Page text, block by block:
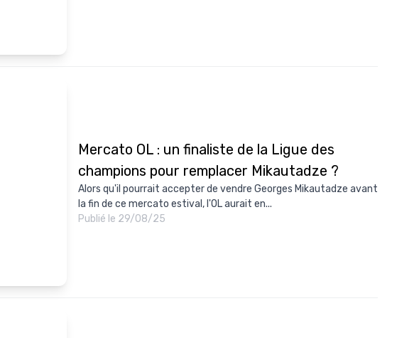
Mercato OL : un finaliste de la Ligue des
champions pour remplacer Mikautadze ?
Alors qu'il pourrait accepter de vendre Georges Mikautadze avant
la fin de ce mercato estival, l'OL aurait en...
Publié le 29/08/25